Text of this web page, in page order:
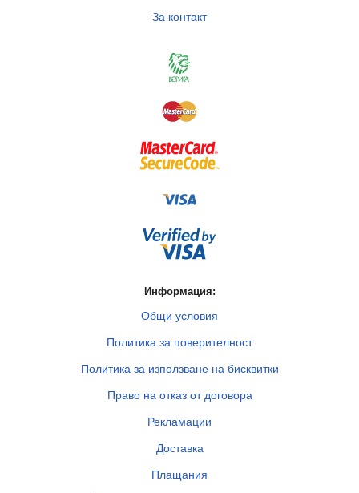
За контакт
Информация:
Общи условия
Политика за поверителност
Политика за използване на бисквитки
Право на отказ от договора
Рекламации
Доставка
Плащания